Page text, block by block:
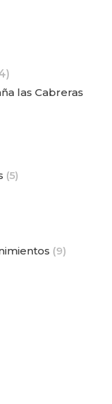
las Cabreras
(5)
(9)